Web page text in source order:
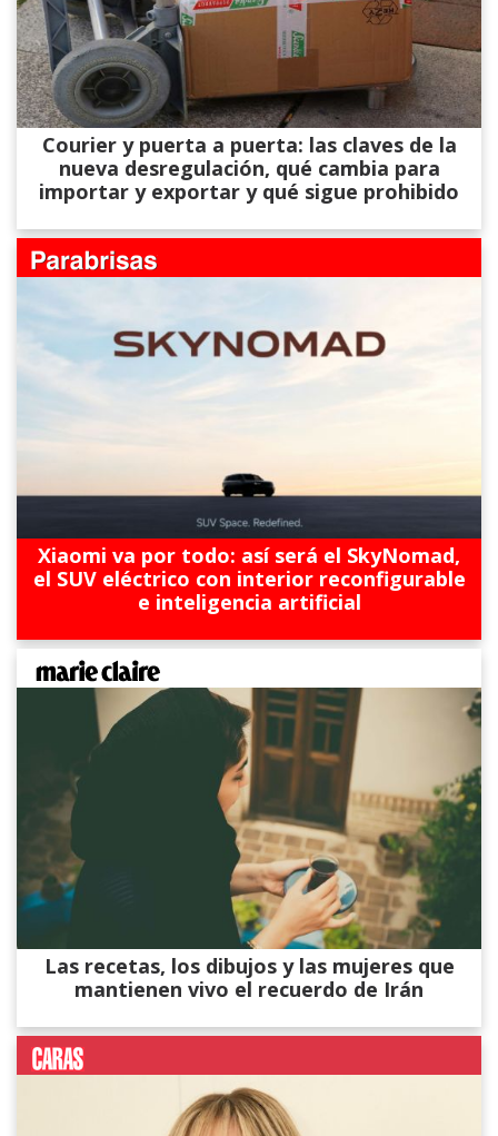
Courier y puerta a puerta: las claves de la
nueva desregulación, qué cambia para
importar y exportar y qué sigue prohibido
Xiaomi va por todo: así será el SkyNomad,
el SUV eléctrico con interior reconfigurable
e inteligencia artificial
Las recetas, los dibujos y las mujeres que
mantienen vivo el recuerdo de Irán